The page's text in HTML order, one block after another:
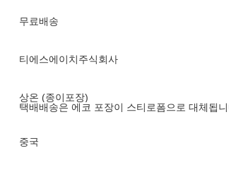
무료배송
티에스에이치주식회사
상온 (종이포장)
택배배송은 에코 포장이 스티로폼으로 대체됩니
중국